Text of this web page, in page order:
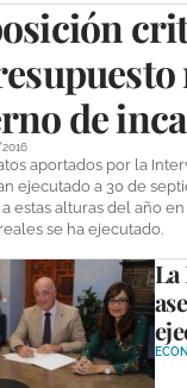
de
aportados por la
ejecutado a 30 de
estas alturas del año
se ha ejecutado.
La